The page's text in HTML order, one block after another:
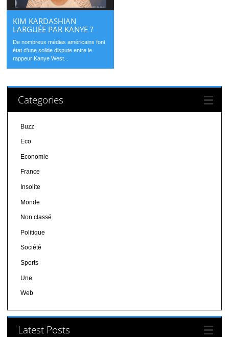
KIM KARDASHIAN
LARGUÉE PAR KANYE ?
De nombreux médias américains font
état d’une solide dispute entre le
rappeur Kanye West...
Categories
Buzz
Eco
Economie
France
Insolite
Monde
Non classé
Politique
Société
Sports
Une
Web
Latest Posts